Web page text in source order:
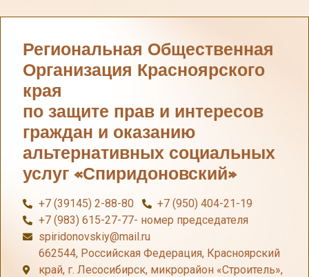
Региональная Общественная
Организация Красноярского
края
по защите прав и интересов
граждан и оказанию
альтернативных социальных
услуг «Спиридоновский»
+7 (39145) 2-88-80
+7 (950) 404-21-19
+7 (983) 615-27-77- номер председателя
spiridonovskiy@mail.ru
662544, Российская Федерация, Красноярский
край, г. Лесосибирск, микрорайон «Строитель»,